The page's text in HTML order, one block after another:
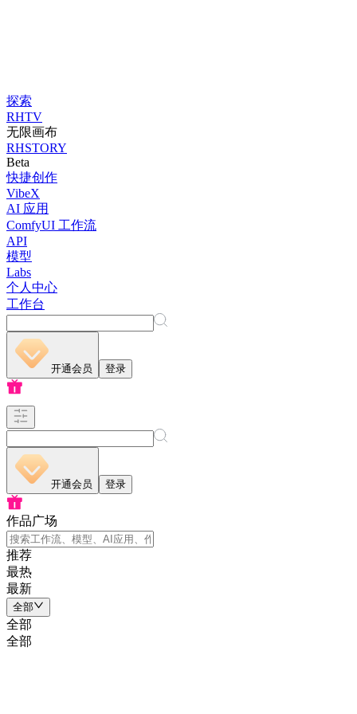
探索
RHTV
无限画布
RHSTORY
Beta
快捷创作
VibeX
AI 应用
ComfyUI 工作流
API
模型
Labs
个人中心
工作台
开通会员 登录
开通会员 登录
作品广场
推荐
最热
最新
全部
全部
全部